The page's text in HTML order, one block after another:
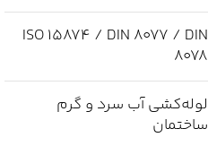
ISO 15874 / DIN 8077 / DIN
8078
لوله‌کشی آب سرد و گرم
ساختمان